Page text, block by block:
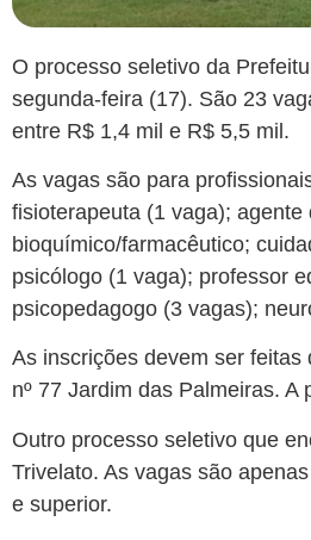
O processo seletivo da
segunda-feira (17). São 23
entre R$ 1,4 mil e R$ 5,5 mil.
As vagas são para
fisioterapeuta (1 vaga);
bioquímico/farmacêutico;
psicólogo (1 vaga); professor
psicopedagogo (3 vagas);
As inscrições devem ser
nº 77 Jardim das Palmeiras.
Outro processo seletivo que
Trivelato. As vagas são
e superior.